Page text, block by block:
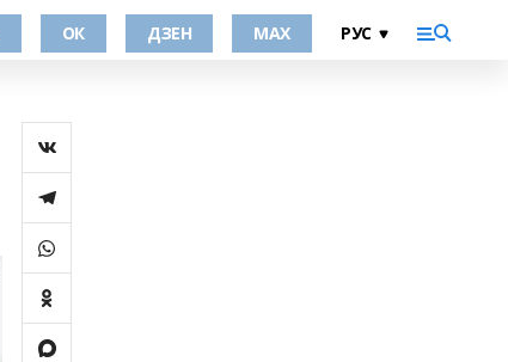
ОК ДЗЕН MAX